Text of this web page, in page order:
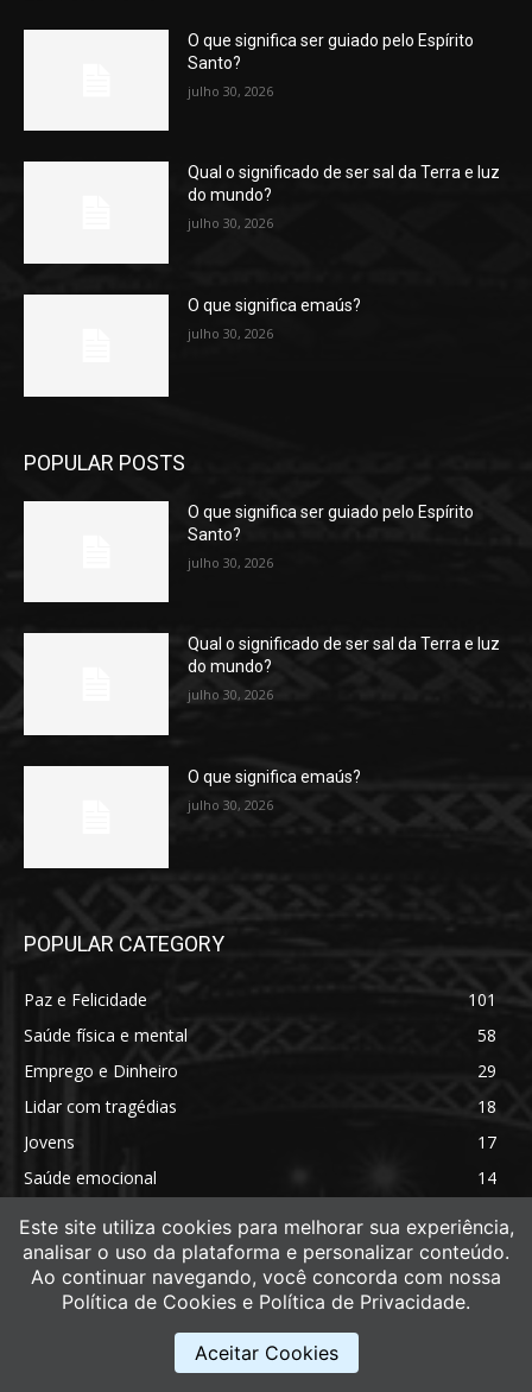
O que significa ser guiado pelo Espírito
Santo?
julho 30, 2026
Qual o significado de ser sal da Terra e luz
do mundo?
julho 30, 2026
O que significa emaús?
julho 30, 2026
POPULAR POSTS
O que significa ser guiado pelo Espírito
Santo?
julho 30, 2026
Qual o significado de ser sal da Terra e luz
do mundo?
julho 30, 2026
O que significa emaús?
julho 30, 2026
POPULAR CATEGORY
Paz e Felicidade
101
Saúde física e mental
58
Emprego e Dinheiro
29
Lidar com tragédias
18
Jovens
17
Saúde emocional
14
Este site utiliza cookies para melhorar sua experiência,
analisar o uso da plataforma e personalizar conteúdo.
Ao continuar navegando, você concorda com nossa
Política de Cookies e Política de Privacidade.
Aceitar Cookies